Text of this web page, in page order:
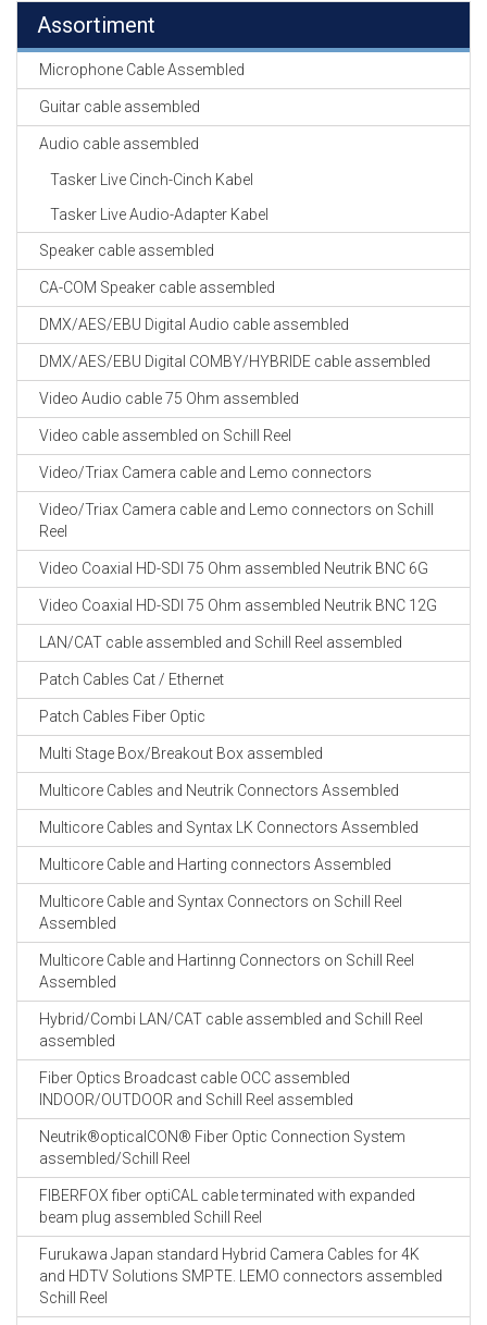
Assortiment
Microphone Cable Assembled
Guitar cable assembled
Audio cable assembled
Tasker Live Cinch-Cinch Kabel
Tasker Live Audio-Adapter Kabel
Speaker cable assembled
CA-COM Speaker cable assembled
DMX/AES/EBU Digital Audio cable assembled
DMX/AES/EBU Digital COMBY/HYBRIDE cable assembled
Video Audio cable 75 Ohm assembled
Video cable assembled on Schill Reel
Video/Triax Camera cable and Lemo connectors
Video/Triax Camera cable and Lemo connectors on Schill
Reel
Video Coaxial HD-SDI 75 Ohm assembled Neutrik BNC 6G
Video Coaxial HD-SDI 75 Ohm assembled Neutrik BNC 12G
LAN/CAT cable assembled and Schill Reel assembled
Patch Cables Cat / Ethernet
Patch Cables Fiber Optic
Multi Stage Box/Breakout Box assembled
Multicore Cables and Neutrik Connectors Assembled
Multicore Cables and Syntax LK Connectors Assembled
Multicore Cable and Harting connectors Assembled
Multicore Cable and Syntax Connectors on Schill Reel
Assembled
Multicore Cable and Hartinng Connectors on Schill Reel
Assembled
Hybrid/Combi LAN/CAT cable assembled and Schill Reel
assembled
Fiber Optics Broadcast cable OCC assembled
INDOOR/OUTDOOR and Schill Reel assembled
Neutrik®opticalCON® Fiber Optic Connection System
assembled/Schill Reel
FIBERFOX fiber optiCAL cable terminated with expanded
beam plug assembled Schill Reel
Furukawa Japan standard Hybrid Camera Cables for 4K
and HDTV Solutions SMPTE. LEMO connectors assembled
Schill Reel